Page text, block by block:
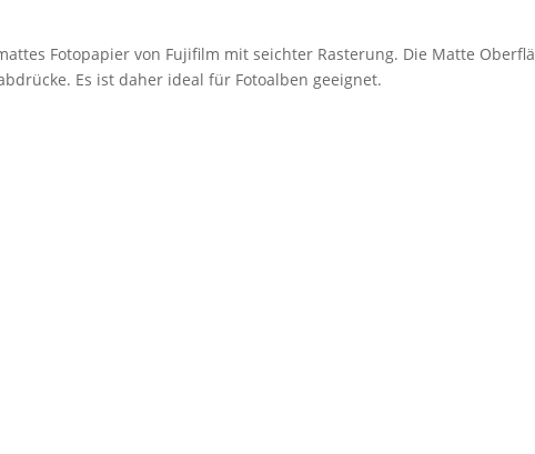
Fotopapier von Fujifilm mit seichter Rasterung. Die Matte
Es ist daher ideal für Fotoalben geeignet.